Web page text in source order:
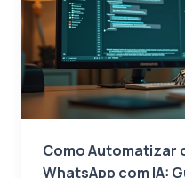
Como Automatizar
WhatsApp com IA: